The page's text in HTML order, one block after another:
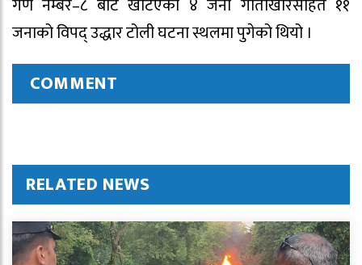
जनाको विपद् उद्धार टोली घटना स्थलमा पुगेको थियो ।
COMMENT
RELATED NEWS